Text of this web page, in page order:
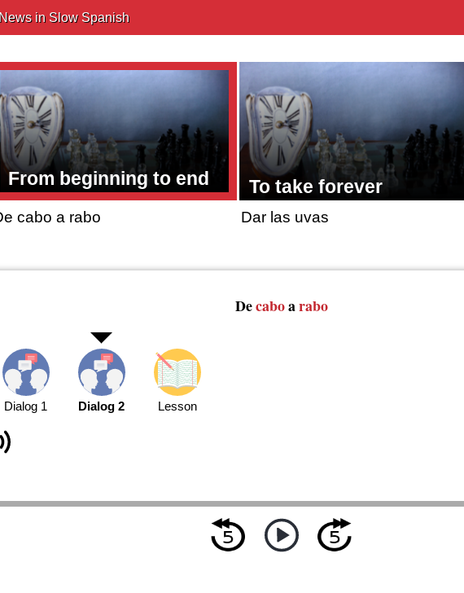
News in Slow Spanish
From beginning to end
cabo a rabo
To take forever
Dar las uvas
Decaboarabo
Dialog 1 Dialog 2 Lesson